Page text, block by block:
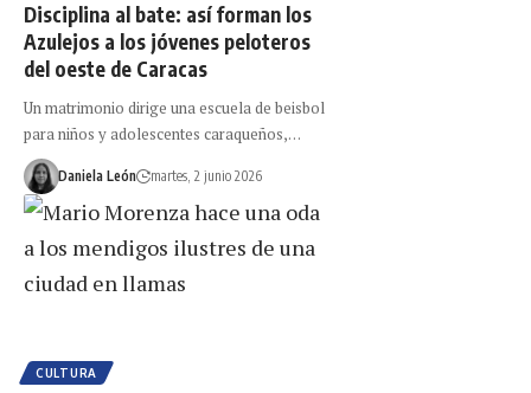
Disciplina al bate: así forman los
Azulejos a los jóvenes peloteros
del oeste de Caracas
Un matrimonio dirige una escuela de beisbol
para niños y adolescentes caraqueños,…
Daniela León martes, 2 junio 2026
CULTURA